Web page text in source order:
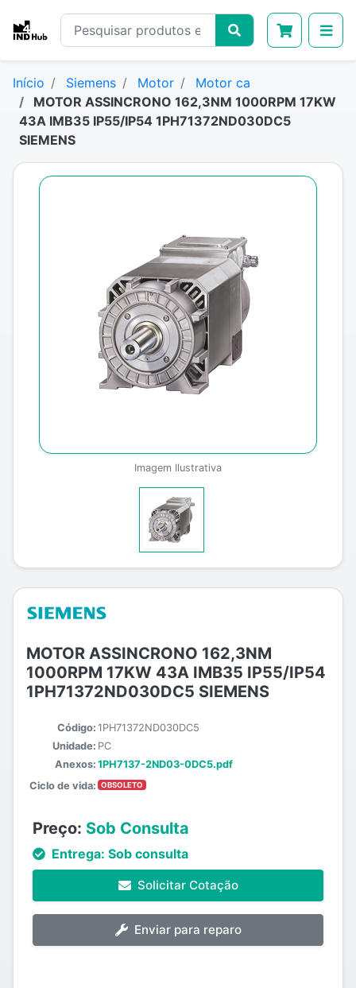
Início Siemens Motor
Motor ca
MOTOR ASSINCRONO 162,3NM 1000RPM 17KW
43A IMB35 IP55/IP54 1PH71372ND030DC5
SIEMENS
Imagem Ilustrativa
MOTOR ASSINCRONO 162,3NM
1000RPM 17KW 43A IMB35 IP55/IP54
1PH71372ND030DC5 SIEMENS
Código: 1PH71372ND030DC5
Unidade: PC
Anexos: 1PH7137-2ND03-0DC5.pdf
Ciclo de vida:
OBSOLETO
Preço: Sob Consulta
Entrega: Sob consulta
Solicitar Cotação
Enviar para reparo